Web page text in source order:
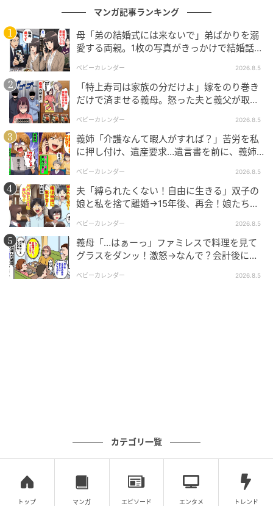
ベビーカレンダー
おり、義両親とは実の親子のような良好な関係を築い
ています。しかし、6歳年下の義妹Aさんが悩みの種で
Aさんは1人暮らしをして働いていますが、毎週のよう
マンガ記事ランキング
母「弟の結婚式には来ないで」弟ばかりを溺
愛する両親。1枚の写真がきっかけで結婚話が
ベビーカレンダー 2026.8.5
「特上寿司は家族の分だけよ」嫁をのり巻き
だけで済ませる義母。怒った夫と義父が取っ
ベビーカレンダー 2026.8.5
義姉「介護なんて暇人がすれば？」苦労を私
に押し付け、遺産要求…遺言書を前に、義姉
ベビーカレンダー 2026.8.5
夫「縛られたくない！自由に生きる」双子の
娘と私を捨て離婚→15年後、再会！娘たち
ベビーカレンダー 2026.8.5
義母「…はぁーっ」ファミレスで料理を見て
グラスをダンッ！激怒→なんで？会計後に知
ベビーカレンダー 2026.8.5
カテゴリ一覧
トップ マンガ エピソード エンタメ トレンド